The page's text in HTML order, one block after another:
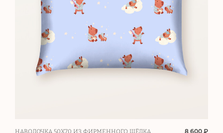
НАВОЛОЧКА 50Х70 ИЗ ФИРМЕННОГО ШЁЛКА
8 600 ₽